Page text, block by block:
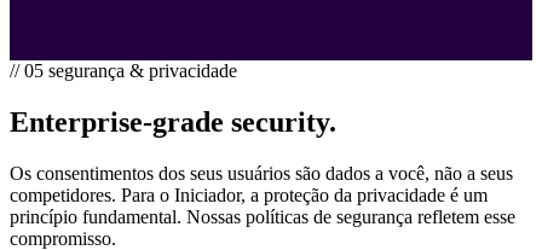
// 05 segurança & privacidade
Enterprise-grade security.
Os consentimentos dos seus usuários são dados a você, não a seus
competidores. Para o Iniciador, a proteção da privacidade é um
princípio fundamental. Nossas políticas de segurança refletem esse
compromisso.